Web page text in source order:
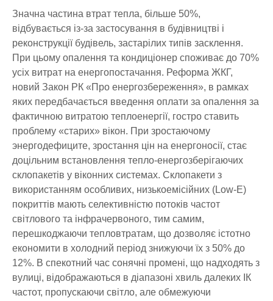
Значна частина втрат тепла, більше 50%,
відбувається із-за застосування в будівництві і
реконструкції будівель, застарілих типів засклення.
При цьому опалення та кондиціонер споживає до 70%
усіх витрат на енергопостачання. Реформа ЖКГ,
новий Закон РК «Про енергозбереження», в рамках
яких передбачається введення оплати за опалення за
фактичною витратою теплоенергії, гостро ставить
проблему «старих» вікон. При зростаючому
энергодефиците, зростання цін на енергоносії, стає
доцільним встановлення тепло-енергозберігаючих
склопакетів у віконних системах. Склопакети з
використанням особливих, низькоемісійних (Low-E)
покриттів мають селективністю потоків частот
світлового та інфрачервоного, тим самим,
перешкоджаючи тепловтратам, що дозволяє істотно
економити в холодний період знижуючи їх з 50% до
12%. В спекотний час сонячні промені, що надходять з
вулиці, відображаються в діапазоні хвиль далеких ІК
частот, пропускаючи світло, але обмежуючи